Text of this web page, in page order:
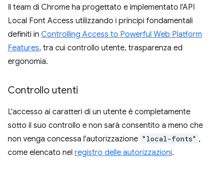
Il team di Chrome ha progettato e implementato l'API
Local Font Access utilizzando i principi fondamentali
definiti in Controlling Access to Powerful Web Platform
Features, tra cui controllo utente, trasparenza ed
ergonomia.
Controllo utenti
L'accesso ai caratteri di un utente è completamente
sotto il suo controllo e non sarà consentito a meno che
non venga concessa l'autorizzazione "local-fonts" ,
come elencato nel registro delle autorizzazioni.